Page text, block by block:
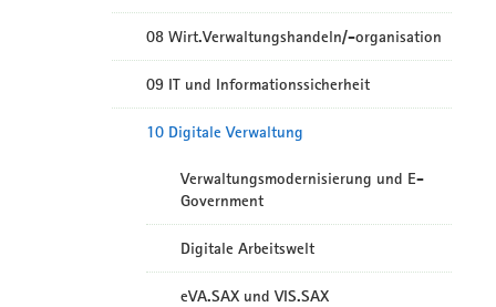
08 Wirt.Verwaltungshandeln/-organisation
09 IT und Informationssicherheit
10 Digitale Verwaltung
Verwaltungsmodernisierung und E-
Government
Digitale Arbeitswelt
eVA.SAX und VIS.SAX